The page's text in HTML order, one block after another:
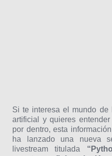
Si te interesa el mundo de
artificial y quieres
por dentro, esta
ha lanzado una nueva
livestream titulada